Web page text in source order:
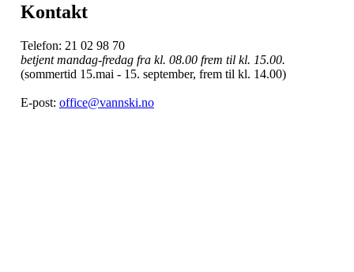
Kontakt
Telefon: 21 02 98 70
betjent mandag-fredag fra kl. 08.00 frem til kl. 15.00.
(sommertid 15.mai - 15. september, frem til kl. 14.00)
E-post: office@vannski.no